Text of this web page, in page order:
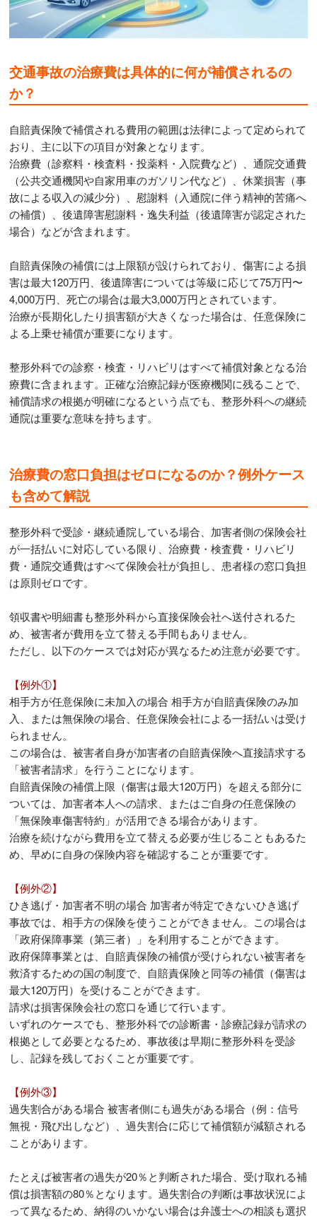
交通事故の治療費は具体的に何が補償されるの
か？
自賠責保険で補償される費用の範囲は法律によって定められて
おり、主に以下の項目が対象となります。
治療費（診察料・検査料・投薬料・入院費など）、通院交通費
（公共交通機関や自家用車のガソリン代など）、休業損害（事
故による収入の減少分）、慰謝料（入通院に伴う精神的苦痛へ
の補償）、後遺障害慰謝料・逸失利益（後遺障害が認定された
場合）などが含まれます。
自賠責保険の補償には上限額が設けられており、傷害による損
害は最大120万円、後遺障害については等級に応じて75万円〜
4,000万円、死亡の場合は最大3,000万円とされています。
治療が長期化したり損害額が大きくなった場合は、任意保険に
よる上乗せ補償が重要になります。
整形外科での診察・検査・リハビリはすべて補償対象となる治
療費に含まれます。正確な治療記録が医療機関に残ることで、
補償請求の根拠が明確になるという点でも、整形外科への継続
通院は重要な意味を持ちます。
治療費の窓口負担はゼロになるのか？例外ケース
も含めて解説
整形外科で受診・継続通院している場合、加害者側の保険会社
が一括払いに対応している限り、治療費・検査費・リハビリ
費・通院交通費はすべて保険会社が負担し、患者様の窓口負担
は原則ゼロです。
領収書や明細書も整形外科から直接保険会社へ送付されるた
め、被害者が費用を立て替える手間もありません。
ただし、以下のケースでは対応が異なるため注意が必要です。
【例外①】
相手方が任意保険に未加入の場合 相手方が自賠責保険のみ加
入、または無保険の場合、任意保険会社による一括払いは受け
られません。
この場合は、被害者自身が加害者の自賠責保険へ直接請求する
「被害者請求」を行うことになります。
自賠責保険の補償上限（傷害は最大120万円）を超える部分に
ついては、加害者本人への請求、またはご自身の任意保険の
「無保険車傷害特約」が活用できる場合があります。
治療を続けながら費用を立て替える必要が生じることもあるた
め、早めに自身の保険内容を確認することが重要です。
【例外②】
ひき逃げ・加害者不明の場合 加害者が特定できないひき逃げ
事故では、相手方の保険を使うことができません。この場合は
「政府保障事業（第三者）」を利用することができます。
政府保障事業とは、自賠責保険の補償が受けられない被害者を
救済するための国の制度で、自賠責保険と同等の補償（傷害は
最大120万円）を受けることができます。
請求は損害保険会社の窓口を通じて行います。
いずれのケースでも、整形外科での診断書・診療記録が請求の
根拠として必要となるため、事故後は早期に整形外科を受診
し、記録を残しておくことが重要です。
【例外③】
過失割合がある場合 被害者側にも過失がある場合（例：信号
無視・飛び出しなど）、過失割合に応じて補償額が減額される
ことがあります。
たとえば被害者の過失が20％と判断された場合、受け取れる補
償は損害額の80％となります。過失割合の判断は事故状況によ
って異なるため、納得のいかない場合は弁護士への相談も選択